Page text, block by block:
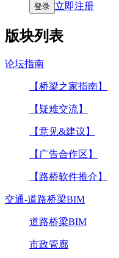
登录 立即注册
版块列表
论坛指南
【桥梁之家指南】
【疑难交流】
【意见&建议】
【广告合作区】
【路桥软件推介】
交通-道路桥梁BIM
道路桥梁BIM
市政管廊